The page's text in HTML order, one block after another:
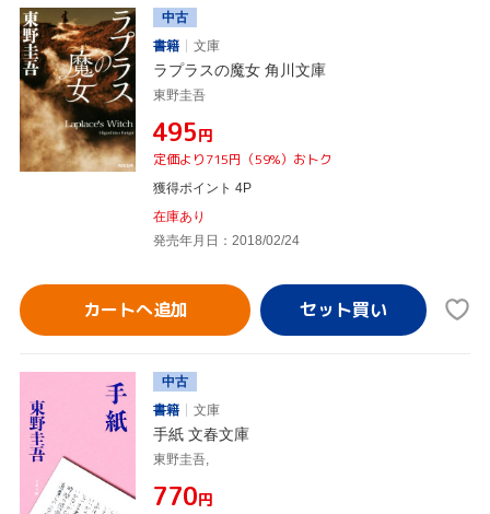
中古
書籍
文庫
ラプラスの魔女 角川文庫
東野圭吾
¥495円
定価より715円（59%）おトク
獲得ポイント 4P
在庫あり
発売年月日：2018/02/24
カートへ追加
中古
書籍
文庫
手紙 文春文庫
東野圭吾,
¥770円